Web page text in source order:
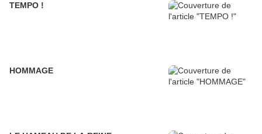
TEMPO !
HOMMAGE